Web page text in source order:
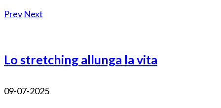
Prev Next
Lo stretching allunga la vita
09-07-2025